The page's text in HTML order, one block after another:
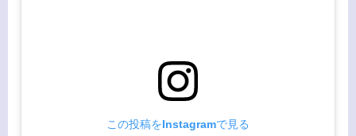
この投稿をInstagramで見る